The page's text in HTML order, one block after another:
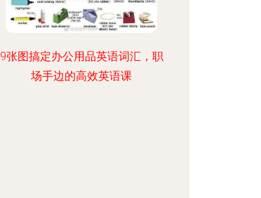
9张图搞定办公用品英语词汇，职
场手边的高效英语课